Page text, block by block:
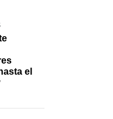
el